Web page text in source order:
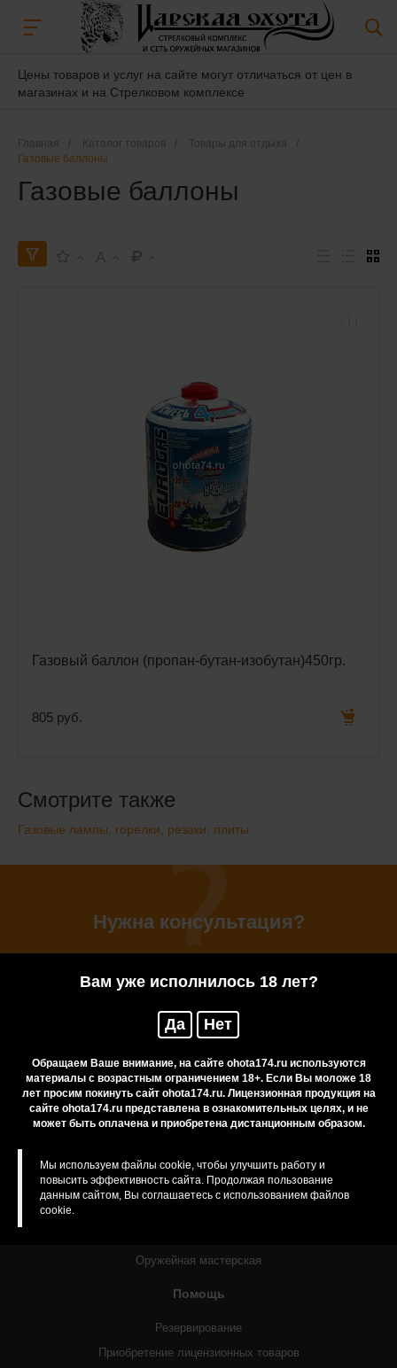
Вам уже исполнилось 18 лет?
Да Нет
Обращаем Ваше внимание, на сайте ohota174.ru используются
материалы с возрастным ограничением 18+. Если Вы моложе 18
лет просим покинуть сайт ohota174.ru. Лицензионная продукция на
сайте ohota174.ru представлена в ознакомительных целях, и не
может быть оплачена и приобретена дистанционным образом.
Мы используем файлы cookie, чтобы улучшить работу и
повысить эффективность сайта. Продолжая пользование
данным сайтом, Вы соглашаетесь с использованием файлов
cookie.
Цены товаров и услуг на сайте могут отличаться от цен в
магазинах и на Стрелковом комплексе
Главная Каталог товаров Товары для отдыха
Газовые баллоны
Газовые баллоны
A
Газовый баллон (пропан-бутан-изобутан)450гр.
805 руб.
Смотрите также
Газовые лампы, горелки, резаки, плиты
Нужна консультация?
Если у Вас есть сомнения или вопросы, Вы
всегда можете обратиться за консультацией к
Задать вопрос
О компании
Оружейная мастерская
Помощь
Резервирование
Приобретение лицензионных товаров